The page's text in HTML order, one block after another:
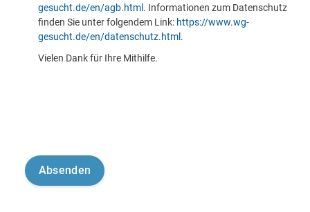
gesucht.de/en/agb.html . Informationen zum Datenschutz
finden Sie unter folgendem Link: https://www.wg-
gesucht.de/en/datenschutz.html .
Vielen Dank für Ihre Mithilfe.